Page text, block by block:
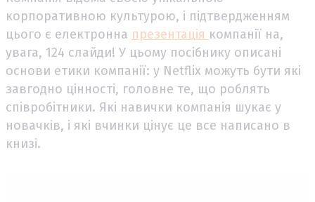
корпоративною культурою, і підтвердженням
цього є електронна презентація компанії на,
увага, 124 слайди! У цьому посібнику описані
основи етики компанії: у Netflix можуть бути які
завгодно цінності, головне те, що роблять
співробітники. Які навички компанія шукає у
новачків, і які вчинки цінує це все написано в
книзі.